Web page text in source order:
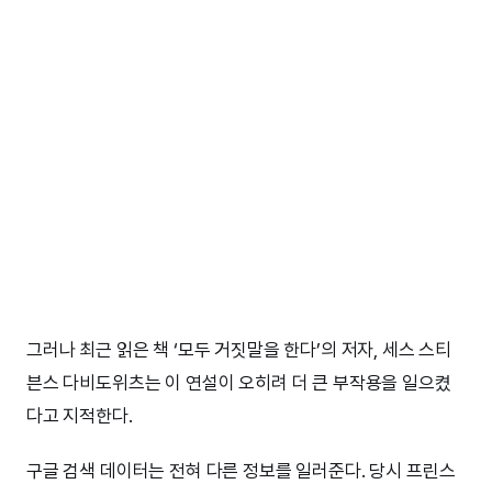
그러나 최근 읽은 책 ‘모두 거짓말을 한다’의 저자, 세스 스티
븐스 다비도위츠는 이 연설이 오히려 더 큰 부작용을 일으켰
다고 지적한다.
구글 검색 데이터는 전혀 다른 정보를 일러준다. 당시 프린스